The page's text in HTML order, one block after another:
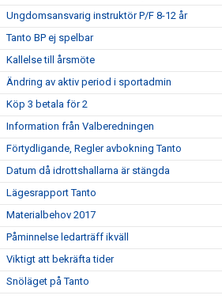
Ungdomsansvarig instruktör P/F 8-12 år
Tanto BP ej spelbar
Kallelse till årsmöte
Ändring av aktiv period i sportadmin
Köp 3 betala för 2
Information från Valberedningen
Förtydligande, Regler avbokning Tanto
Datum då idrottshallarna är stängda
Lägesrapport Tanto
Materialbehov 2017
Påminnelse ledarträff ikväll
Viktigt att bekräfta tider
Snöläget på Tanto